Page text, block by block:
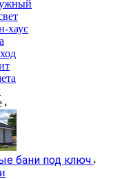
хаус
бани под ключ